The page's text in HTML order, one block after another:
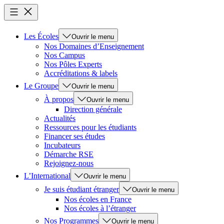
Les Écoles Ouvrir le menu
Nos Domaines d’Enseignement
Nos Campus
Nos Pôles Experts
Accréditations & labels
Le Groupe
Ouvrir le menu
À propos Ouvrir le menu
Direction générale
Actualités
Ressources pour les étudiants
Financer ses études
Incubateurs
Démarche RSE
Rejoignez-nous
L’International
Ouvrir le menu
Je suis étudiant étranger Ouvrir le menu
Nos écoles en France
Nos écoles à l’étranger
Nos Programmes
Ouvrir le menu